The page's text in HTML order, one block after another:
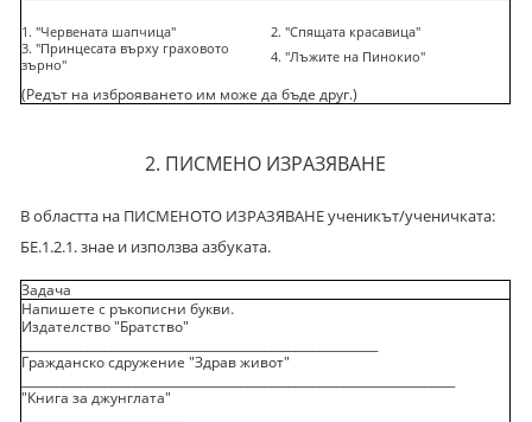
1. "Червената шапчица"
2. "Спящата красавица"
3. "Принцесата върху граховото
зърно"
4. "Лъжите на Пинокио"
(Редът на изброяването им може да бъде друг.)
2. ПИСМЕНО ИЗРАЗЯВАНЕ
В областта на ПИСМЕНОТО ИЗРАЗЯВАНЕ ученикът/ученичката:
БЕ.1.2.1. знае и използва азбуката.
Задача
Напишете с ръкописни букви.
Издателство "Братство"
Гражданско сдружение "Здрав живот"
"Книга за джунглата"